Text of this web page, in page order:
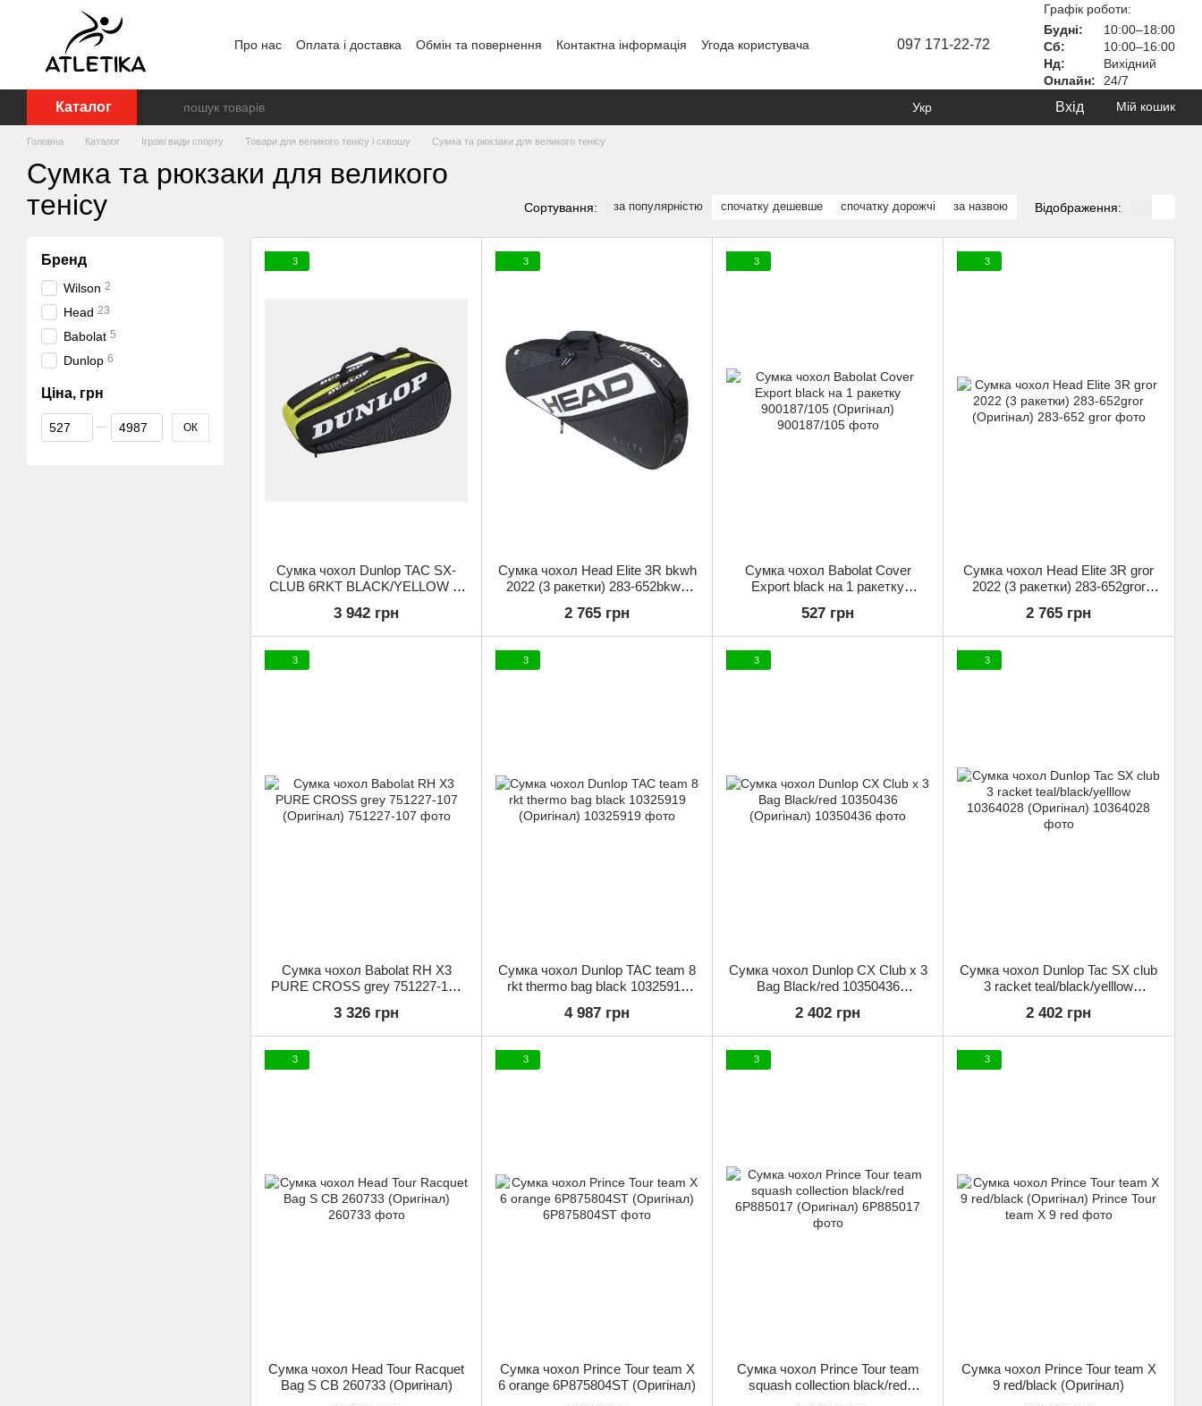
Перейти до основного контенту
Про нас Оплата і доставка Обмін та повернення Контактна інформація
Угода користувача
097 171-22-72
Графік роботи:
Будні:
10:00–18:00
Сб:
10:00–16:00
Нд:
Вихідний
Онлайн:
24/7
Каталог Укр Вхід Мій кошик
Головна Каталог Ігрові види спорту Товари для великого тенісу і сквошу Сумка та рюкзаки для великого тенісу
Сумка та рюкзаки для великого
тенісу
Сортування: за популярністю спочатку дешевше спочатку дорожчі за назвою Відображення:
3
Сумка чохол Dunlop TAC SX-
CLUB 6RKT BLACK/YELLOW (6
3 942 грн
3
Сумка чохол Head Elite 3R bkwh
2022 (3 ракетки) 283-652bkwh
2 765 грн
3
Сумка чохол Babolat Cover
Export black на 1 ракетку
527 грн
3
Сумка чохол Head Elite 3R gror
2022 (3 ракетки) 283-652gror
2 765 грн
3
Сумка чохол Babolat RH X3
PURE CROSS grey 751227-107
3 326 грн
3
Сумка чохол Dunlop TAC team 8
rkt thermo bag black 10325919
4 987 грн
3
Сумка чохол Dunlop CX Club x 3
Bag Black/red 10350436
2 402 грн
3
Сумка чохол Dunlop Tac SX club
3 racket teal/black/yelllow
2 402 грн
3
Сумка чохол Head Tour Racquet
Bag S CB 260733 (Оригінал)
3
Сумка чохол Prince Tour team X
6 orange 6P875804ST (Оригінал)
3
Сумка чохол Prince Tour team
squash collection black/red
3
Сумка чохол Prince Tour team X
9 red/black (Оригінал)
Бренд
Wilson 2
Head 23
Babolat 5
Dunlop 6
Ціна, грн
Від Ціна, грн
До Ціна, грн ОК